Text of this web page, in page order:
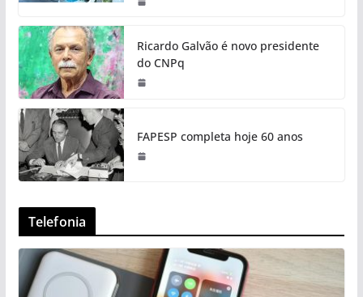
Ricardo Galvão é novo presidente
do CNPq
FAPESP completa hoje 60 anos
Telefonia